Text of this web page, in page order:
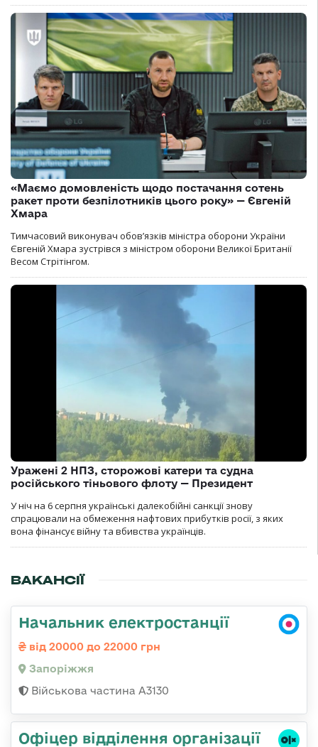
«Маємо домовленість щодо постачання сотень
ракет проти безпілотників цього року» — Євгеній
Хмара
Тимчасовий виконувач обов’язків міністра оборони України
Євгеній Хмара зустрівся з міністром оборони Великої Британії
Весом Стрітінгом.
Уражені 2 НПЗ, сторожові катери та судна
російського тіньового флоту — Президент
У ніч на 6 серпня українські далекобійні санкції знову
спрацювали на обмеження нафтових прибутків росії, з яких
вона фінансує війну та вбивства українців.
ВАКАНСІЇ
Начальник електростанції
від 20000 до 22000 грн
Запоріжжя
Військова частина А3130
Офіцер відділення організації